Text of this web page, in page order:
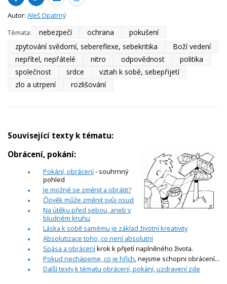
Autor: Aleš Opatrný
Témata:
nebezpečí ochrana
pokušení
zpytování svědomí, sebereflexe, sebekritika
Boží vedení
nepřítel, nepřátelé
nitro odpovědnost
politika
společnost
srdce
vztah k sobě, sebepřijetí
zlo a utrpení
rozlišování
Související texty k tématu:
Obrácení, pokání:
Pokání, obrácení- souhrnný
pohled
Je možné se změnit a obrátit?
Člověk může změnit svůj osud
Na útěku před sebou, aneb v
bludném kruhu
Láska k sobě samému je základ životní kreativity
Absolutizace toho, co není absolutní
Spása a obráceníkrok k přijetí naplněného života.
Pokud nechápeme, co je hřích, nejsme schopni obrácení...
Další texty k tématu obrácení, pokání, uzdravení zde